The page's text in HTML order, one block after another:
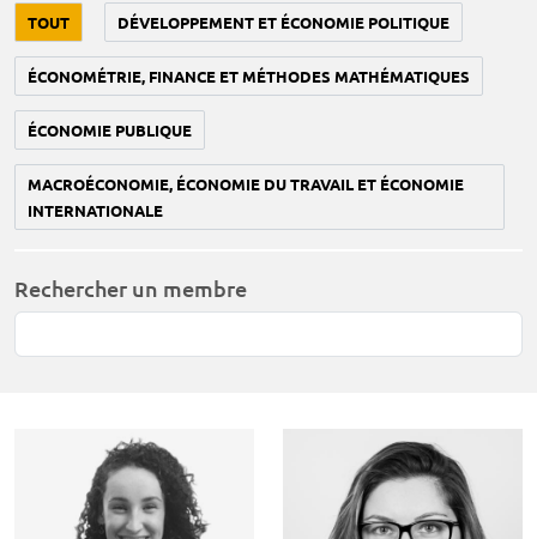
TOUT DÉVELOPPEMENT ET ÉCONOMIE POLITIQUE
ÉCONOMÉTRIE, FINANCE ET MÉTHODES MATHÉMATIQUES
ÉCONOMIE PUBLIQUE
MACROÉCONOMIE, ÉCONOMIE DU TRAVAIL ET ÉCONOMIE
INTERNATIONALE
Rechercher un membre